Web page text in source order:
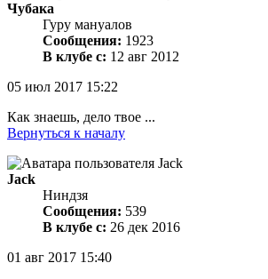
Чубака
Гуру мануалов
Сообщения: 1923
В клубе с: 12 авг 2012
05 июл 2017 15:22
Как знаешь, дело твое ...
Вернуться к началу
Jack
Ниндзя
Сообщения: 539
В клубе с: 26 дек 2016
01 авг 2017 15:40